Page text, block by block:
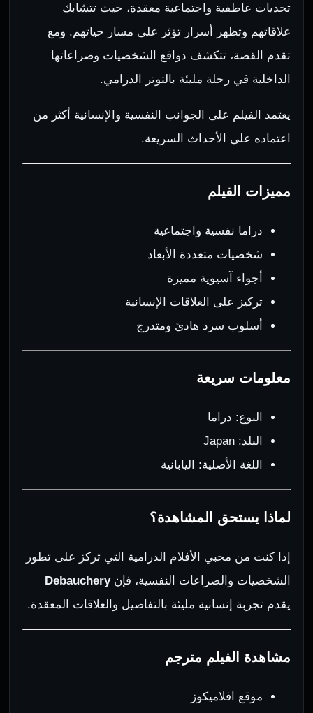
تحديات عاطفية واجتماعية معقدة، حيث تتشابك
علاقاتهم وتظهر أسرار تؤثر على مسار حياتهم. ومع
تقدم القصة، تتكشف دوافع الشخصيات وصراعاتها
الداخلية في رحلة مليئة بالتوتر الدرامي.
يعتمد الفيلم على الجوانب النفسية والإنسانية أكثر من
اعتماده على الأحداث السريعة.
مميزات الفيلم
دراما نفسية واجتماعية
شخصيات متعددة الأبعاد
أجواء آسيوية مميزة
تركيز على العلاقات الإنسانية
أسلوب سرد هادئ ومتدرج
معلومات سريعة
النوع: دراما
البلد: Japan
اللغة الأصلية: اليابانية
لماذا يستحق المشاهدة؟
إذا كنت من محبي الأفلام الدرامية التي تركز على تطور
الشخصيات والصراعات النفسية، فإنDebauchery
يقدم تجربة إنسانية مليئة بالتفاصيل والعلاقات المعقدة.
مشاهدة الفيلم مترجم
موقع افلاميكوز